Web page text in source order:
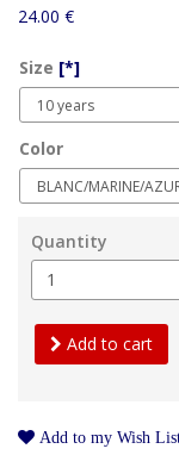
24.00 €
Size [*]
Color
Quantity
Add to cart
Add to my Wish